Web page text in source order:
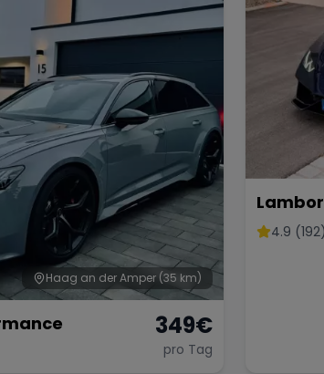
Haag an der Amper (35 km)
349€
pro Tag
4.9 (192)